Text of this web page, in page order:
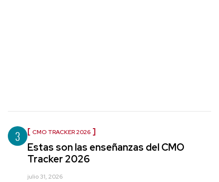
3 CMO TRACKER 2026
Estas son las enseñanzas del CMO
Tracker 2026
julio 31, 2026